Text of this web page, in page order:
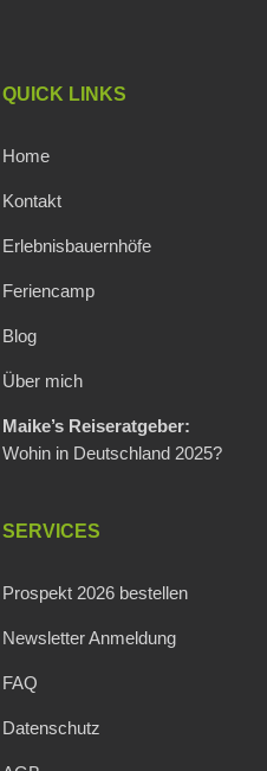
QUICK LINKS
Home
Kontakt
Erlebnisbauernhöfe
Feriencamp
Blog
Über mich
Maike’s Reiseratgeber:
Wohin in Deutschland 2025?
SERVICES
Prospekt 2026 bestellen
Newsletter Anmeldung
FAQ
Datenschutz